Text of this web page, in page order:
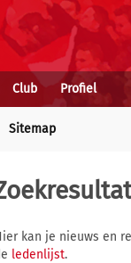
Club Profiel
Sitemap
kan je nieuws en
ledenlijst.